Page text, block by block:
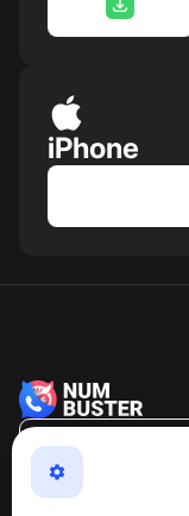
iPhone
NumBuster ©